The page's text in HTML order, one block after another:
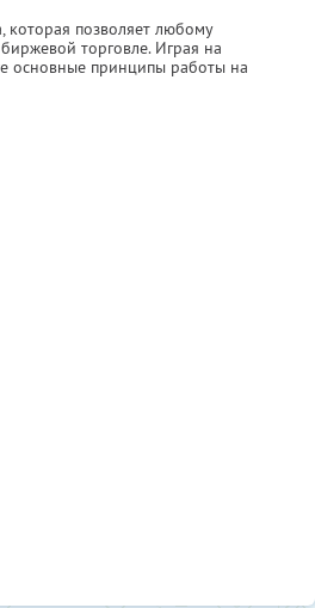
которая позволяет любому
торговле. Играя на
основные принципы работы на